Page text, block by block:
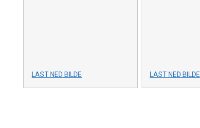
LAST NED BILDE LAST NED BILDE